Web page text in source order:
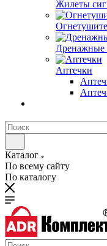
Жилеты
Дренажные
Аптечки
Каталог
По всему сайту
По каталогу